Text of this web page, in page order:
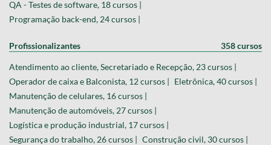
QA - Testes de software, 18 cursos |
Programação back-end, 24 cursos |
Profissionalizantes 358 cursos
Atendimento ao cliente, Secretariado e Recepção, 23 cursos |
Operador de caixa e Balconista, 12 cursos | Eletrônica, 40 cursos |
Manutenção de celulares, 16 cursos |
Manutenção de automóveis, 27 cursos |
Logística e produção industrial, 17 cursos |
Segurança do trabalho, 26 cursos | Construção civil, 30 cursos |